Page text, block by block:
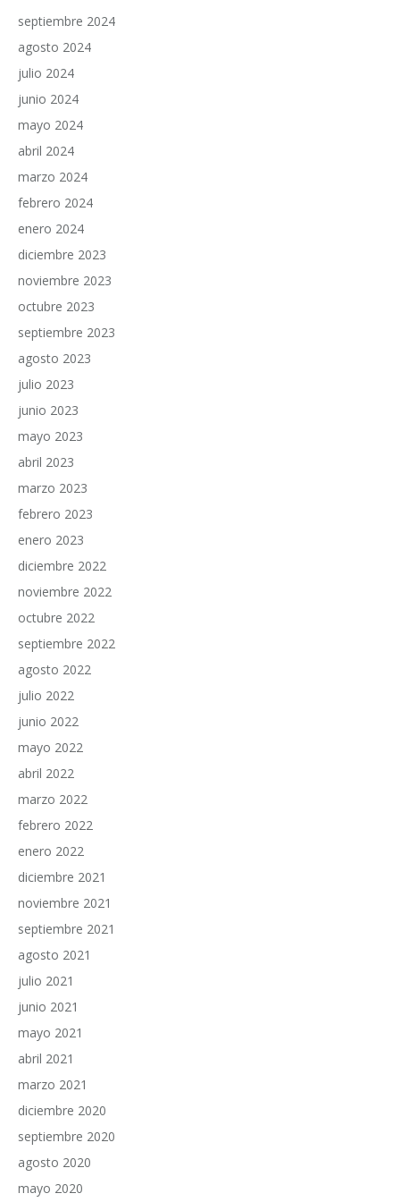
septiembre 2024
agosto 2024
julio 2024
junio 2024
mayo 2024
abril 2024
marzo 2024
febrero 2024
enero 2024
diciembre 2023
noviembre 2023
octubre 2023
septiembre 2023
agosto 2023
julio 2023
junio 2023
mayo 2023
abril 2023
marzo 2023
febrero 2023
enero 2023
diciembre 2022
noviembre 2022
octubre 2022
septiembre 2022
agosto 2022
julio 2022
junio 2022
mayo 2022
abril 2022
marzo 2022
febrero 2022
enero 2022
diciembre 2021
noviembre 2021
septiembre 2021
agosto 2021
julio 2021
junio 2021
mayo 2021
abril 2021
marzo 2021
diciembre 2020
septiembre 2020
agosto 2020
mayo 2020